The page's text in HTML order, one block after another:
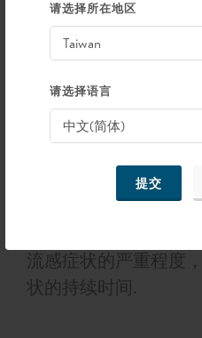
请选择所在地区
请选择语言
提交
无已知不良副作用
能的研究报告
方便可靠的
四季小糖管是缓解流
流感症状的严重程度
状的持续时间.